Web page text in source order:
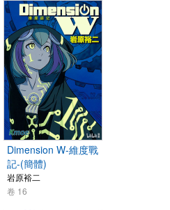
Dimension W-維度戰
記-(簡體)
岩原裕二
卷 16